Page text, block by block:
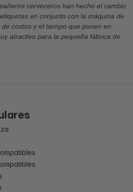
cerveceros han hecho el cambio
en conjunto con la máquina de
costos y el tiempo que ponen en
atractivo para la pequeña fábrica de